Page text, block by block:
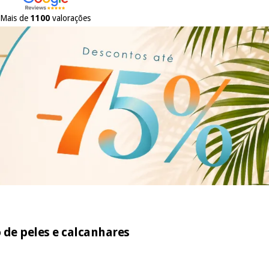
Mais de 1100valorações
peles e calcanhares